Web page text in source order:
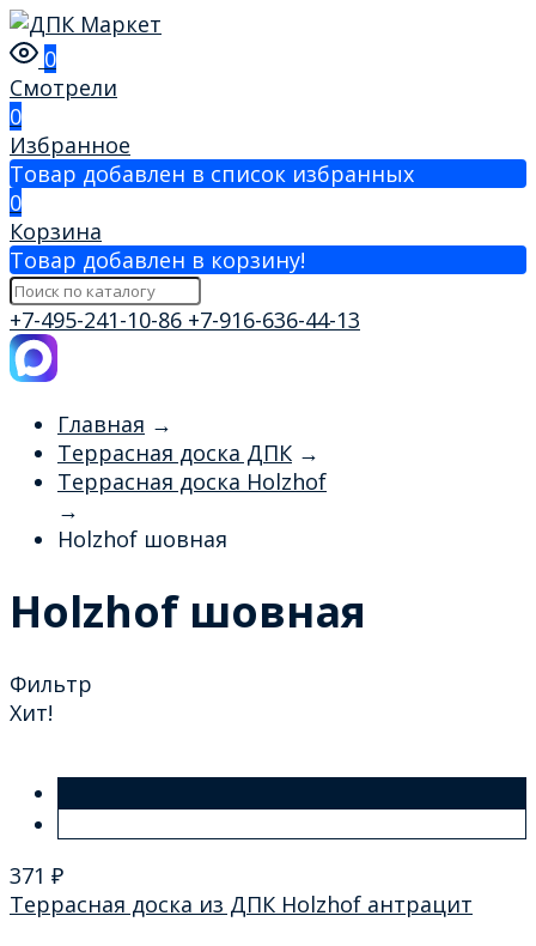
0
Смотрели
0
Избранное
Товар добавлен в список избранных
0
Корзина
Товар добавлен в корзину!
+7-495-241-10-86 +7-916-636-44-13
Главная →
Террасная доска ДПК →
Террасная доска Holzhof
→
Holzhof шовная
Holzhof шовная
Фильтр
Хит!
371 ₽
Террасная доска из ДПК Holzhof антрацит